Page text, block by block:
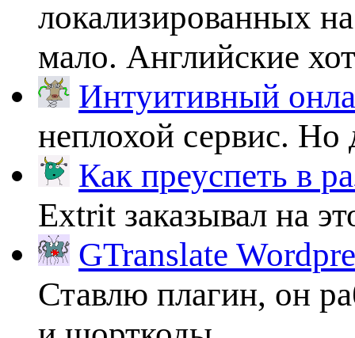
локализированных
мало. Английские
Интуитивный
неплохой сервис.
Как преуспеть в
Extrit заказывал на
GTranslate
Ставлю плагин, он